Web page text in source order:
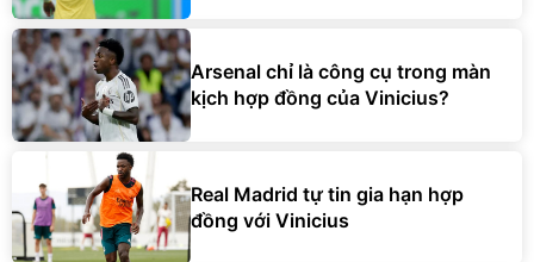
Arsenal chỉ là công cụ trong màn
kịch hợp đồng của Vinicius?
Real Madrid tự tin gia hạn hợp
đồng với Vinicius